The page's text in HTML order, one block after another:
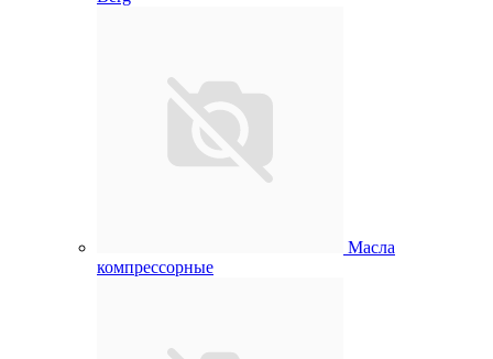
Масла
компрессорные